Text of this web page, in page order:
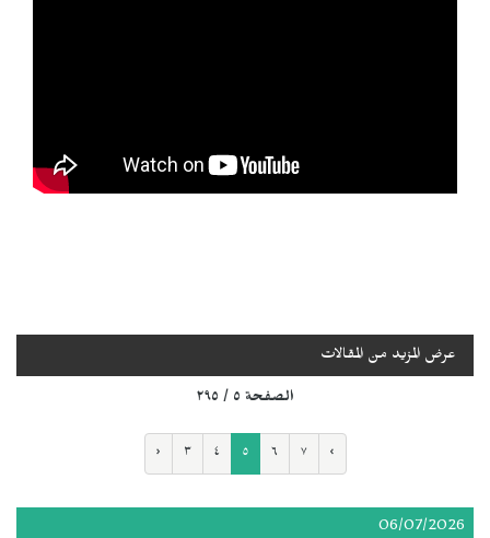
عرض المزيد من المقالات
الصفحة ٥ / ٢٩٥
‹ ٣ ٤ ٥ ٦ ٧ ›
06/07/2026